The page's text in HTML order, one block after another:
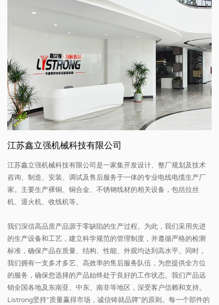
江苏鑫立强机械科技有限公司
江苏鑫立强机械科技有限公司是一家集开发设计、整厂规划及技术
咨询、制造、安装、调试及售后服务于一体的专业电线电缆生产厂
家。主要生产裸铜、铜合金、不锈钢线材的相关设备，包括拉丝
机、退火机、收线机等。
我们深信高品质产品源于零缺陷的生产过程。为此，我们采用先进
的生产设备和工艺，建立科学规范的管理制度，并遵循严格的检测
标准，确保产品在质量、结构、性能、外观均达到高水平。同时，
我们拥有一支多才多艺、高效率的售后服务队伍，为您提供全方位
的服务，确保您选择的产品始终处于良好的工作状态。我们产品远
销全国各地及东南亚、中东、南非等地区，深受客户信赖和支持。
Listrong坚持“质量赢得市场，诚信铸就品牌”的原则。每一个部件的